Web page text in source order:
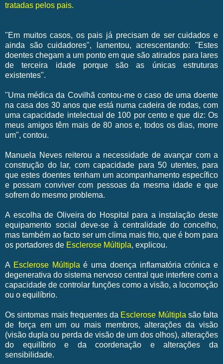
tratadas pelos pais.
"Em muitos casos, os pais já precisam de ser cuidados e
ainda são cuidadores", lamentou, acrescentando: "Estes
doentes chegam a um ponto em que são atirados para lares
de terceira idade porque são as únicas estruturas
existentes".
"Uma médica da Covilhã contou-me o caso de uma doente
na casa dos 30 anos que está numa cadeira de rodas, com
uma capacidade intelectual de 100 por cento e que diz: Os
meus amigos têm mais de 80 anos e, todos os dias, morre
um", contou.
Manuela Neves reiterou a necessidade de avançar com a
construção do lar, com capacidade para 50 utentes, para
que estes doentes tenham um acompanhamento específico
e possam conviver com pessoas da mesma idade e que
sofrem do mesmo problema.
A escolha de Oliveira do Hospital para a instalação deste
equipamento social deve-se à centralidade do concelho,
mas também ao facto ser um clima mais frio, que é bom para
os portadores de Esclerose Múltipla, explicou.
A Esclerose Múltipla é uma doença inflamatória crónica e
degenerativa do sistema nervoso central que interfere com a
capacidade de controlar funções como a visão, a locomoção
ou o equilíbrio.
Os sintomas mais frequentes da Esclerose Múltipla são falta
de força em um ou mais membros, alterações da visão
(visão dupla ou perda de visão de um dos olhos), alterações
do equilíbrio e da coordenação e alterações da
sensibilidade.